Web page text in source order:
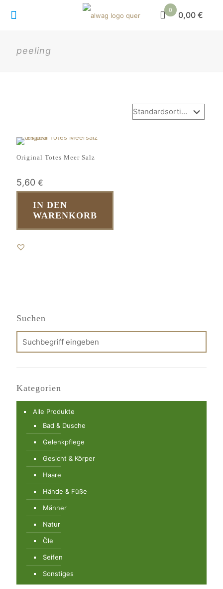
0 0,00 €
peeling
Original Totes Meer Salz
5,60 €
IN DEN
WARENKORB
Suchen
Kategorien
Alle Produkte
Bad & Dusche
Gelenkpflege
Gesicht & Körper
Haare
Hände & Füße
Männer
Natur
Öle
Seifen
Sonstiges